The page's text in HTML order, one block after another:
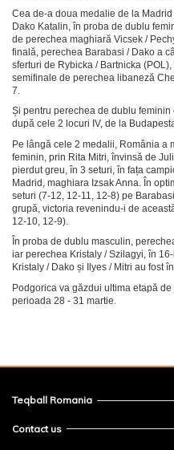
Cea de-a doua medalie de la
Dako Katalin, în proba de dublu
de perechea maghiară Vicsek /
finală, perechea Barabasi / Dako a
sferturi de Rybicka / Bartnicka
semifinale de perechea libaneză
7.
Și pentru perechea de dublu
după cele 2 locuri IV, de la
Pe lângă cele 2 medalii, România a
feminin, prin Rita Mitri, învinsă de
pierdut greu, în 3 seturi, în fața
Madrid, maghiara Izsak Anna. În
seturi (7-12, 12-11, 12-8) pe
grupă, victoria revenindu-i de
12-10, 12-9).
În proba de dublu masculin,
iar perechea Kristaly / Szilagyi, în
Kristaly / Dako și Ilyes / Mitri au fost
Podgorica va găzdui ultima etapă
perioada 28 - 31 martie.
Teqball Romania
Contact us